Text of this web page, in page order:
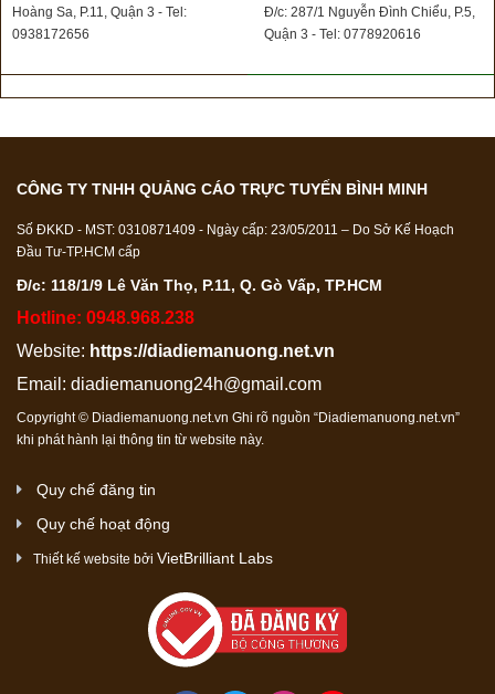
Hoàng Sa, P.11, Quận 3 - Tel:
0938172656
Đ/c: 287/1 Nguyễn Đình Chiểu, P.5,
Quận 3 - Tel: 0778920616
CÔNG TY TNHH QUẢNG CÁO TRỰC TUYẾN BÌNH MINH
Số ĐKKD - MST: 0310871409 - Ngày cấp: 23/05/2011 – Do Sở Kế Hoạch
Đầu Tư-TP.HCM cấp
Đ/c: 118/1/9 Lê Văn Thọ, P.11, Q. Gò Vấp, TP.HCM
Hotline: 0948.968.238
Website: https://diadiemanuong.net.vn
Email: diadiemanuong24h@gmail.com
Copyright © Diadiemanuong.net.vn Ghi rõ nguồn “Diadiemanuong.net.vn”
khi phát hành lại thông tin từ website này.
Quy chế đăng tin
Quy chế hoạt động
Thiết kế website bởi VietBrilliant Labs